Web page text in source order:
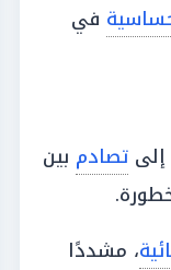
في
تصادم بين
، مشددًا